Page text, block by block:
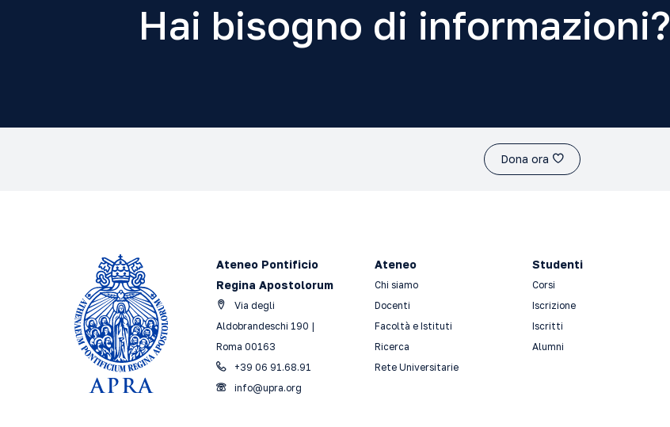
Hai bisogno di informazioni?
Dona ora
Ateneo Pontificio
Regina Apostolorum
Via degli
Aldobrandeschi 190 |
Roma 00163
+39 06 91.68.91
info@upra.org
Ateneo
Chi siamo
Docenti
Facoltà e Istituti
Ricerca
Rete Universitarie
Studenti
Corsi
Iscrizione
Iscritti
Alumni